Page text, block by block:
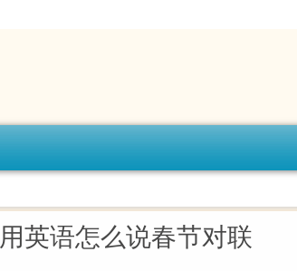
用英语怎么说春节对联